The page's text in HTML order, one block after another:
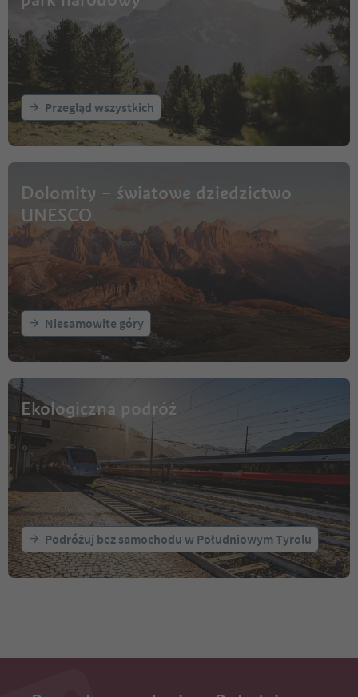
Przegląd wszystkich
Dolomity – światowe dziedzictwo
UNESCO
Niesamowite góry
Ekologiczna podróż
Podróżuj bez samochodu w Południowym Tyrolu